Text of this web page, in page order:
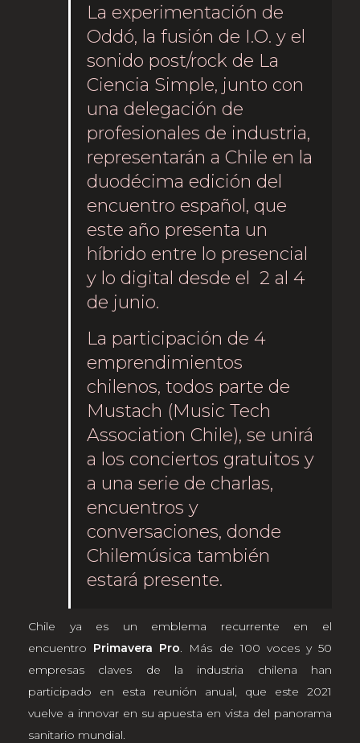
La experimentación de
Oddó, la fusión de I.O. y el
sonido post/rock de La
Ciencia Simple, junto con
una delegación de
profesionales de industria,
representarán a Chile en la
duodécima edición del
encuentro español, que
este año presenta un
híbrido entre lo presencial
y lo digital desde el 2 al 4
de junio.
La participación de 4
emprendimientos
chilenos, todos parte de
Mustach (Music Tech
Association Chile), se unirá
a los conciertos gratuitos y
a una serie de charlas,
encuentros y
conversaciones, donde
Chilemúsica también
estará presente.
Chile ya es un emblema recurrente en el
encuentro Primavera Pro. Más de 100 voces y 50
empresas claves de la industria chilena han
participado en esta reunión anual, que este 2021
vuelve a innovar en su apuesta en vista del panorama
sanitario mundial.